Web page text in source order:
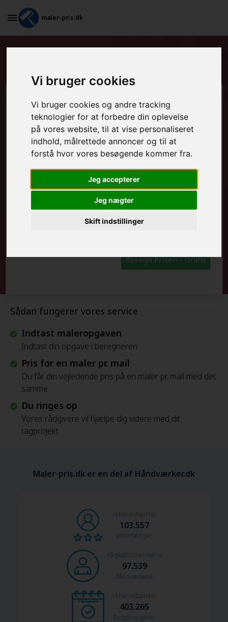
Vi bruger cookies
Vi bruger cookies og andre tracking
teknologier for at forbedre din oplevelse
på vores website, til at vise personaliseret
indhold, målrettede annoncer og til at
forstå hvor vores besøgende kommer fra.
Jeg accepterer
Jeg nægter
Skift indstillinger
maler-pris.dk
Sådan fungerer vores service
Indtast maleropgaven
Indtast din opgave i beregneren
Pris for en maler pr. mail
Du får din vejledende pris på en maler pr. mail med det
samme
Du ringes op
Vores rådgivere vil hjælpe dig videre med dit
tagprojekt
Beregn prisen her
MALEROPGAVER - INDVENDIGT:
MALEROPGAVER - UDVENDIGT:
FRAFLYTNINGSPAKKE:
Beregn Prisen - Gratis
Maler-pris.dk er en del af Håndværker.dk
Vi har indsamlet
103.557
anbefalinger
På platformen har vi
97.539
håndværkere
Vi har indsamlet
403.265
Byggeopgaver